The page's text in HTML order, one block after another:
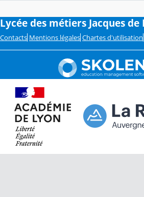
Lycée des métiers Jacques de
Contacts Mentions légales Chartes d'utilisation